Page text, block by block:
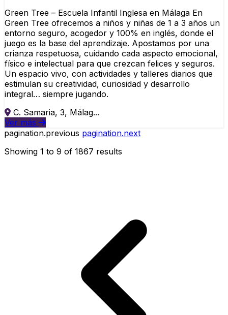
Green Tree – Escuela Infantil Inglesa en Málaga En
Green Tree ofrecemos a niños y niñas de 1 a 3 años un
entorno seguro, acogedor y 100% en inglés, donde el
juego es la base del aprendizaje. Apostamos por una
crianza respetuosa, cuidando cada aspecto emocional,
físico e intelectual para que crezcan felices y seguros.
Un espacio vivo, con actividades y talleres diarios que
estimulan su creatividad, curiosidad y desarrollo
integral… siempre jugando.
C. Samaria, 3, Málag...
Ver más
pagination.previous pagination.next
Showing 1 to 9 of 1867 results